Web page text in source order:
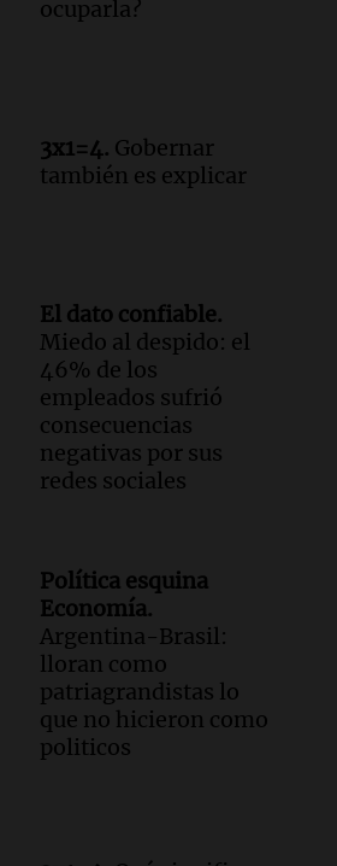
cuestionó la polémica
ocuparla?
3x1=4. Gobernar
también es explicar
El dato confiable.
Miedo al despido: el
46% de los
empleados sufrió
consecuencias
negativas por sus
redes sociales
Política esquina
Economía.
Argentina-Brasil:
lloran como
patriagrandistas lo
que no hicieron como
politicos